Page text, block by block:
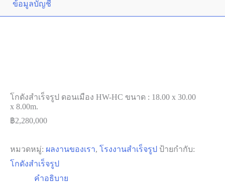
ข้อมูลบัญชี
โกดังสำเร็จรูป ดอนเมือง HW-HC ขนาด : 18.00 x 30.00
x 8.00m.
฿2,280,000
หมวดหมู่: ผลงานของเรา, โรงงานสำเร็จรูป ป้ายกำกับ:
โกดังสำเร็จรูป
คำอธิบาย